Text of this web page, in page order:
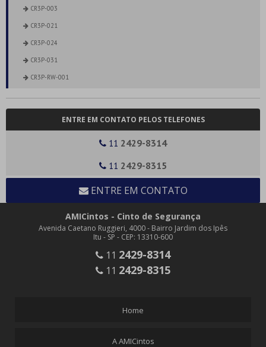
CR3P-003
CR3P-021
CR3P-024
CR3P-031
CR3P-RW-001
CE3P-001
CE4P - SEM SILK E SEM ESPUMA
CEA-020
PL3-002
ENTRE EM CONTATO PELOS TELEFONES
11 2429-8314
11 2429-8315
ENTRE EM CONTATO
AMICintos - Cinto de Segurança
Avenida Caetano Ruggieri, 4000 - Bairro Jardim dos Ipês
Itu - SP - CEP: 13310-600
11 2429-8314
11 2429-8315
Home
A AMICintos